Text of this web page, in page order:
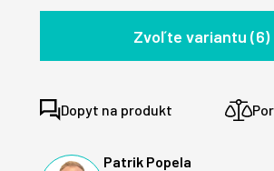
Zvoľte variantu (6)
Dopyt na produkt
Patrik Popela